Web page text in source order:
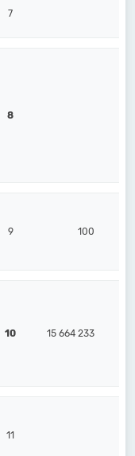
7
8
9 100
10 15 664 233
11